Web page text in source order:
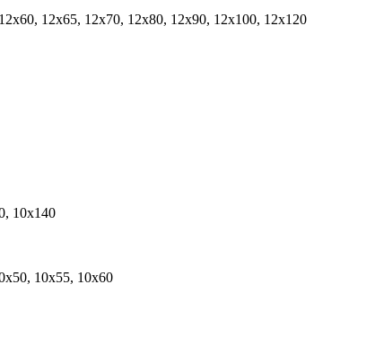
12х65, 12х70, 12х80, 12х90, 12х100, 12х120
10х140
10х55, 10х60